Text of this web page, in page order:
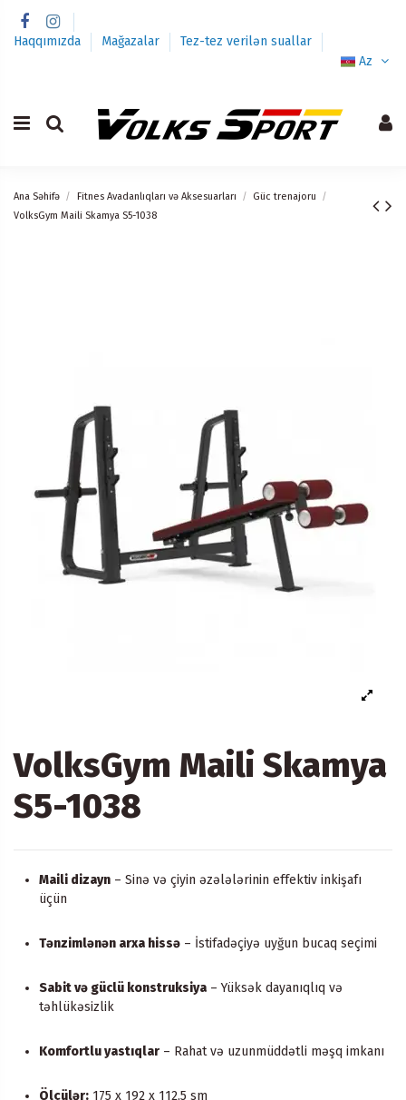
Haqqımızda Mağazalar
Tez-tez verilən suallar
Az
Ana Səhifə Fitnes Avadanlıqları və Aksesuarları
Güc trenajoru
VolksGym Maili Skamya S5-1038
VolksGym Maili Skamya
S5-1038
Maili dizayn – Sinə və çiyin əzələlərinin effektiv inkişafı
üçün
Tənzimlənən arxa hissə – İstifadəçiyə uyğun bucaq seçimi
Sabit və güclü konstruksiya – Yüksək dayanıqlıq və
təhlükəsizlik
Komfortlu yastıqlar – Rahat və uzunmüddətli məşq imkanı
Ölçülər: 175 x 192 x 112,5 sm